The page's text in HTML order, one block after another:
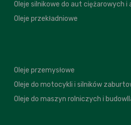
Oleje silnikowe do aut ciężarowych i
Oleje przekładniowe
Oleje przemysłowe
Oleje do motocykli i silników
Oleje do maszyn rolniczych i